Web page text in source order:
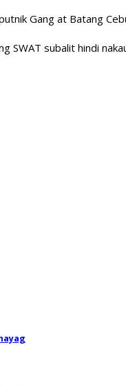
Gang at Batang
SWAT subalit hindi